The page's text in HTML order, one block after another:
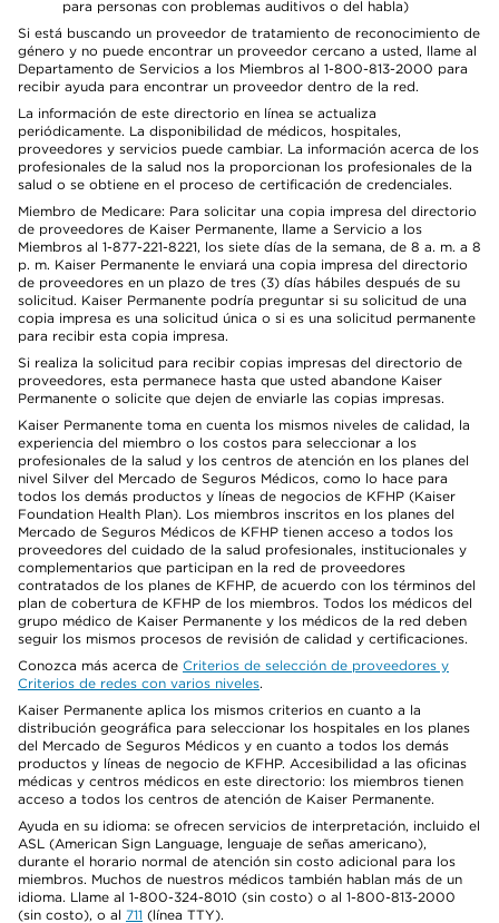
para personas con problemas auditivos o del habla)
Si está buscando un proveedor de tratamiento de reconocimiento de
género y no puede encontrar un proveedor cercano a usted, llame al
Departamento de Servicios a los Miembros al 1-800-813-2000 para
recibir ayuda para encontrar un proveedor dentro de la red.
La información de este directorio en línea se actualiza
periódicamente. La disponibilidad de médicos, hospitales,
proveedores y servicios puede cambiar. La información acerca de los
profesionales de la salud nos la proporcionan los profesionales de la
salud o se obtiene en el proceso de certificación de credenciales.
Miembro de Medicare: Para solicitar una copia impresa del directorio
de proveedores de Kaiser Permanente, llame a Servicio a los
Miembros al 1-877-221-8221, los siete días de la semana, de 8 a. m. a 8
p. m. Kaiser Permanente le enviará una copia impresa del directorio
de proveedores en un plazo de tres (3) días hábiles después de su
solicitud. Kaiser Permanente podría preguntar si su solicitud de una
copia impresa es una solicitud única o si es una solicitud permanente
para recibir esta copia impresa.
Si realiza la solicitud para recibir copias impresas del directorio de
proveedores, esta permanece hasta que usted abandone Kaiser
Permanente o solicite que dejen de enviarle las copias impresas.
Kaiser Permanente toma en cuenta los mismos niveles de calidad, la
experiencia del miembro o los costos para seleccionar a los
profesionales de la salud y los centros de atención en los planes del
nivel Silver del Mercado de Seguros Médicos, como lo hace para
todos los demás productos y líneas de negocios de KFHP (Kaiser
Foundation Health Plan). Los miembros inscritos en los planes del
Mercado de Seguros Médicos de KFHP tienen acceso a todos los
proveedores del cuidado de la salud profesionales, institucionales y
complementarios que participan en la red de proveedores
contratados de los planes de KFHP, de acuerdo con los términos del
plan de cobertura de KFHP de los miembros. Todos los médicos del
grupo médico de Kaiser Permanente y los médicos de la red deben
seguir los mismos procesos de revisión de calidad y certificaciones.
Conozca más acerca de Criterios de selección de proveedores y
Criterios de redes con varios niveles.
Kaiser Permanente aplica los mismos criterios en cuanto a la
distribución geográfica para seleccionar los hospitales en los planes
del Mercado de Seguros Médicos y en cuanto a todos los demás
productos y líneas de negocio de KFHP. Accesibilidad a las oficinas
médicas y centros médicos en este directorio: los miembros tienen
acceso a todos los centros de atención de Kaiser Permanente.
Ayuda en su idioma: se ofrecen servicios de interpretación, incluido el
ASL (American Sign Language, lenguaje de señas americano),
durante el horario normal de atención sin costo adicional para los
miembros. Muchos de nuestros médicos también hablan más de un
idioma. Llame al 1-800-324-8010 (sin costo) o al 1-800-813-2000
(sin costo), o al 711 (línea TTY).